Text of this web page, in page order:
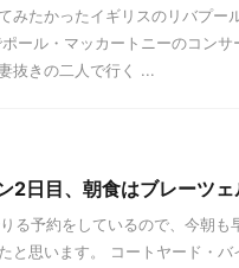
みたかったイギリスのリバプー
ール・マッカートニーのコン
抜きの二人で行く ...
2日目、朝食はブレーツ
る予約をしているので、今朝も
と思います。 コートヤード・